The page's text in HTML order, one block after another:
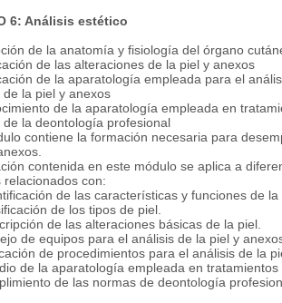
6: Análisis estético
de la anatomía y fisiología del órgano
de las alteraciones de la piel y anexos
de la aparatología empleada para el
de la piel y anexos
de la aparatología empleada en
de la deontología profesional
contiene la formación necesaria para
contenida en este módulo se aplica a
relacionados con:
de las características y funciones de la
de los tipos de piel.
de las alteraciones básicas de la piel.
de equipos para el análisis de la piel y
de procedimientos para el análisis de la
de la aparatología empleada en tratamientos
de las normas de deontología